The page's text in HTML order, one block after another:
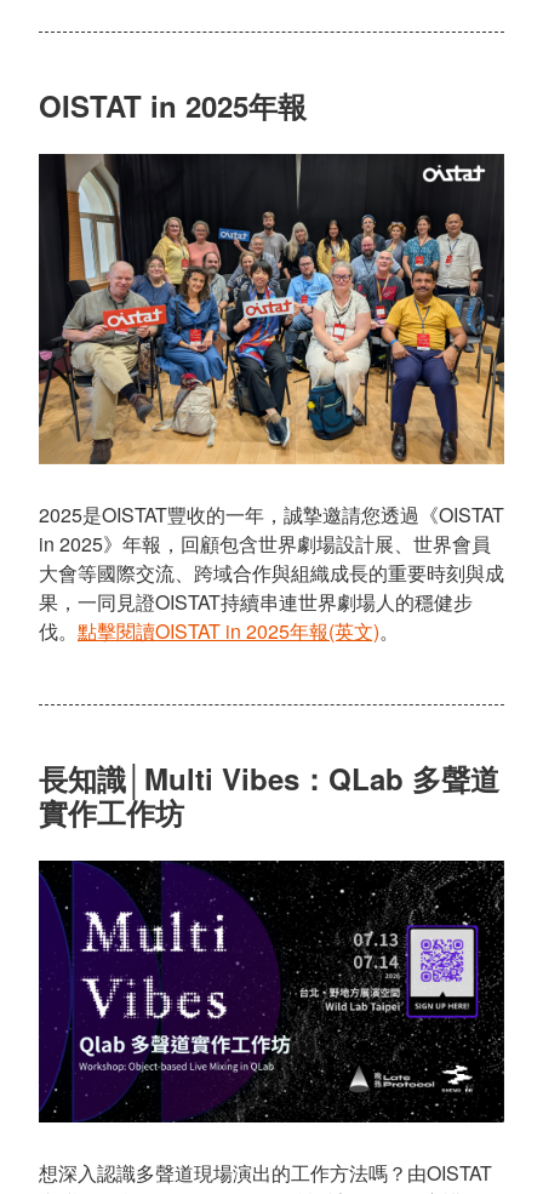
OISTAT in 2025年報
2025是OISTAT豐收的一年，誠摯邀請您透過《OISTAT
in 2025》年報，回顧包含世界劇場設計展、世界會員
大會等國際交流、跨域合作與組織成長的重要時刻與成
果，一同見證OISTAT持續串連世界劇場人的穩健步
伐。 點擊閱讀OISTAT in 2025年報(英文)。
長知識│Multi Vibes：QLab 多聲道
實作工作坊
想深入認識多聲道現場演出的工作方法嗎？由OISTAT